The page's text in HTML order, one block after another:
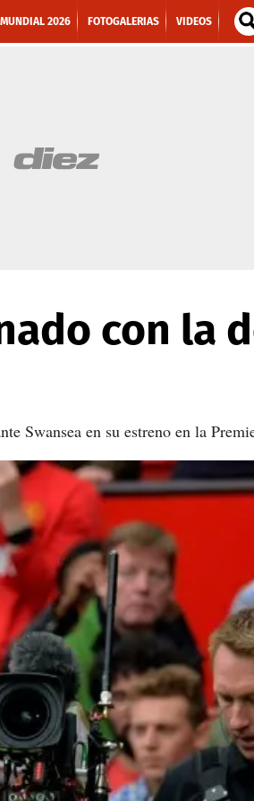
MUNDIAL 2026 FOTOGALERIAS VIDEOS
con la
Swansea en su estreno en la